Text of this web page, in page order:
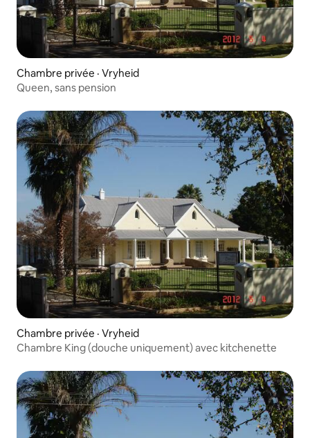
Chambre privée · Vryheid
Queen, sans pension
Chambre privée · Vryheid
Chambre King (douche uniquement) avec kitchenette